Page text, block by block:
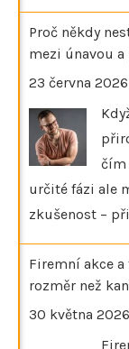
Proč někdy
mezi únavou
23 června 2026
čím
určité fázi ale
zkušenost –
Firemní akce
rozměr než
30 května 2026